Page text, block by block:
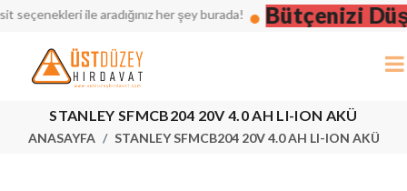
ile aradığınız her şey burada! Bütçenizi
STANLEY SFMCB204 20V 4.0 AH LI-ION AKÜ
ANASAYFA STANLEY SFMCB204 20V 4.0 AH LI-ION AKÜ